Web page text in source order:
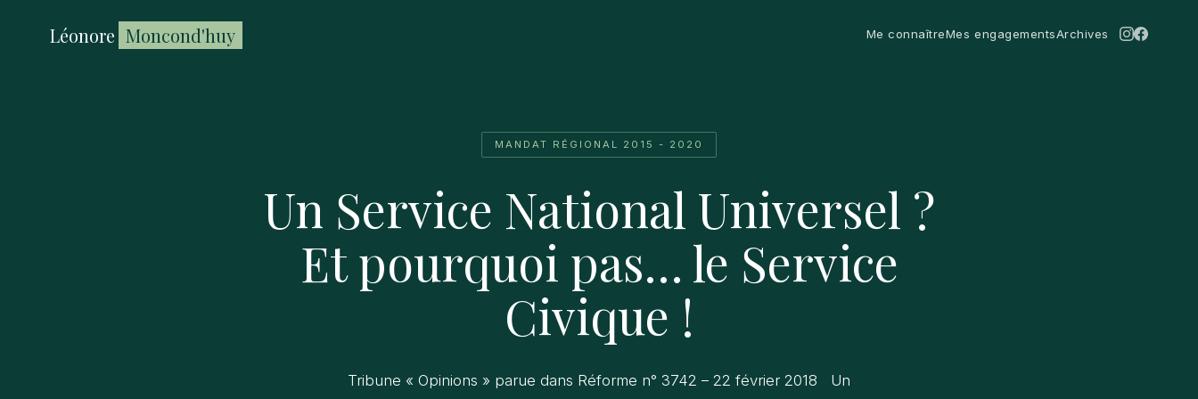
Léonore Moncond'huy Me connaîtreMes engagementsArchives
MANDAT RÉGIONAL 2015 - 2020
Un Service National Universel ?
Et pourquoi pas… le Service
Civique !
Tribune « Opinions » parue dans Réforme n° 3742 – 22 février 2018 Un